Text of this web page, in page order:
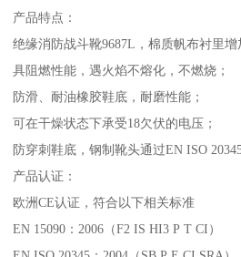
产品特点：
绝缘消防战斗靴9687L，棉质帆布衬里增
具阻燃性能，遇火焰不熔化，不燃烧；
防滑、耐油橡胶鞋底，耐磨性能；
可在干燥状态下承受18欠伏的电压；
防穿刺鞋底，钢制靴头通过EN ISO
产品认证：
欧洲CE认证，符合以下相关标准
EN 15090：2006（F2 IS HI3 P T CI）